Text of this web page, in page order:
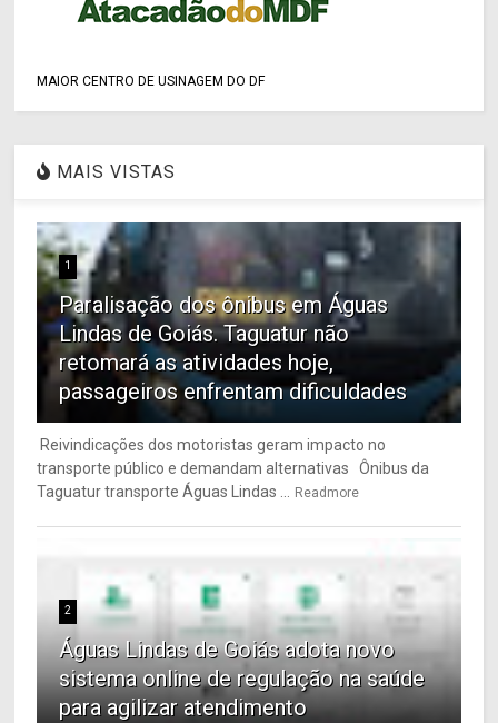
MAIOR CENTRO DE USINAGEM DO DF
MAIS VISTAS
1
Paralisação dos ônibus em Águas
Lindas de Goiás. Taguatur não
retomará as atividades hoje,
passageiros enfrentam dificuldades
Reivindicações dos motoristas geram impacto no
transporte público e demandam alternativas Ônibus da
Taguatur transporte Águas Lindas ... Readmore
2
Águas Lindas de Goiás adota novo
sistema online de regulação na saúde
para agilizar atendimento